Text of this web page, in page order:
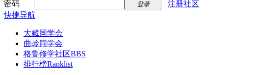
密码
登录
注册社区
快捷导航
大藏同学会
曲岭同学会
格鲁修学社区BBS
排行榜Ranklist